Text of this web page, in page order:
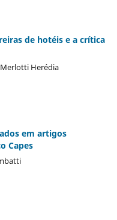
de hotéis e a crítica
Merlotti Herédia
em artigos
Capes